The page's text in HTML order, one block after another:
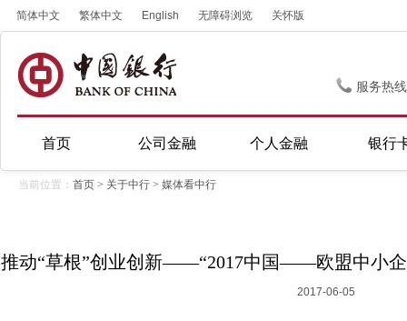
简体中文 繁体中文 English 无障碍浏览 关怀版
服务热
首页 公司金融 个人金融 银行
当前位置： 首页 > 关于中行 > 媒体看中行
推动“草根”创业创新——“2017中国——欧盟中小企
2017-06-05